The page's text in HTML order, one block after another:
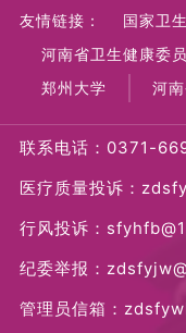
友情链接：
国家卫
河南省卫生健康委
郑州大学
河
联系电话：0371-
医疗质量投诉：
行风投诉：
纪委举报：
管理员信箱：